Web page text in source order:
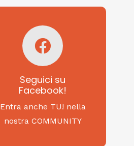
Seguici su
Facebook!
Entra anche TU! nella
nostra COMMUNITY
Seguici su
Facebook!
SAGRITALY
Feste, cibi e tradizioni
da Nord a Sud...